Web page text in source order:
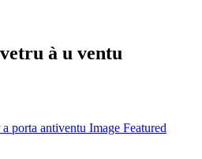
à u ventu